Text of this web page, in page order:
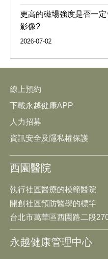
更高的磁場強度是否一
影像?
2026-07-02
線上預約
下載永越健康APP
人力招募
資訊安全及隱私權保護
西園醫院
執行社區醫療的模範醫院
開創社區預防醫學的標竿
台北市萬華區西園路二段
永越健康管理中心